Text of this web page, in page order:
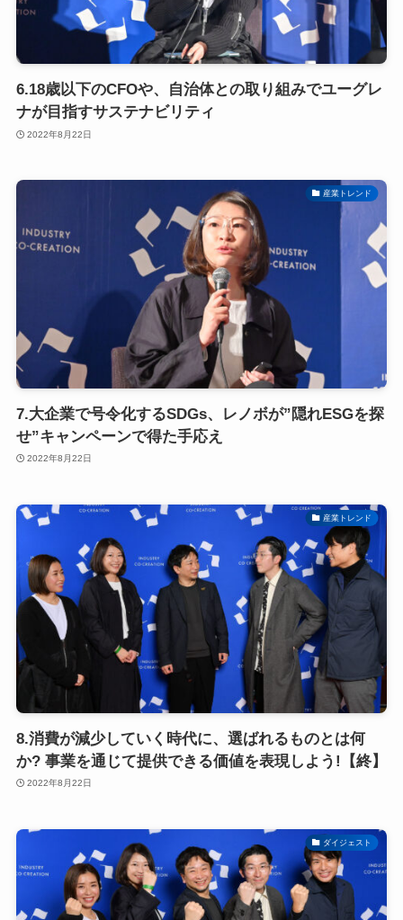
6.18歳以下のCFOや、自治体との取り組みでユーグレ
ナが目指すサステナビリティ
2022年8月22日
産業トレンド
7.大企業で号令化するSDGs、レノボが”隠れESGを探
せ”キャンペーンで得た手応え
2022年8月22日
産業トレンド
8.消費が減少していく時代に、選ばれるものとは何
か? 事業を通じて提供できる価値を表現しよう!【終】
2022年8月22日
ダイジェスト